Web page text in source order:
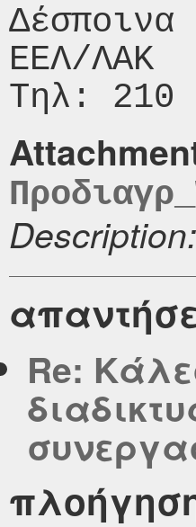
Δέσποινα
ΕΕΛ/ΛΑΚ
Description:
Re: